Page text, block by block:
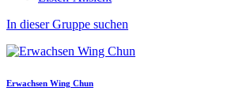
In dieser Gruppe suchen
Erwachsen Wing Chun